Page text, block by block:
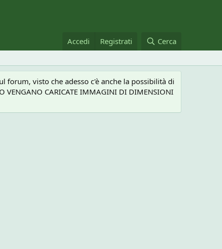
Accedi Registrati Cerca
forum, visto che adesso c'è anche la possibilità di
CARICATE IMMAGINI DI DIMENSIONI